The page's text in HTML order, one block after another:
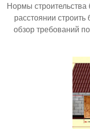
Нормы строительства
расстоянии
обзор требований